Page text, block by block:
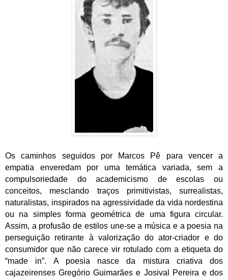
Os caminhos seguidos por Marcos Pê para vencer a
empatia enveredam por uma temática variada, sem a
compulsoriedade do academicismo de escolas ou
conceitos, mesclando traços primitivistas, surrealistas,
naturalistas, inspirados na agressividade da vida nordestina
ou na simples forma geométrica de uma figura circular.
Assim, a profusão de estilos une-se a música e a poesia na
perseguição retirante à valorização do ator-criador e do
consumidor que não carece vir rotulado com a etiqueta do
“made in”. A poesia nasce da mistura criativa dos
cajazeirenses Gregório Guimarães e Josival Pereira e dos